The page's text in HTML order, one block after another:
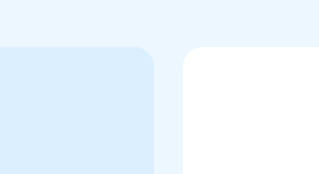
château gonflable avec toboggan.
souci, notre équipe de service est là